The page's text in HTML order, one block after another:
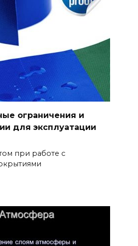
ограничения и
для эксплуатации
при работе с